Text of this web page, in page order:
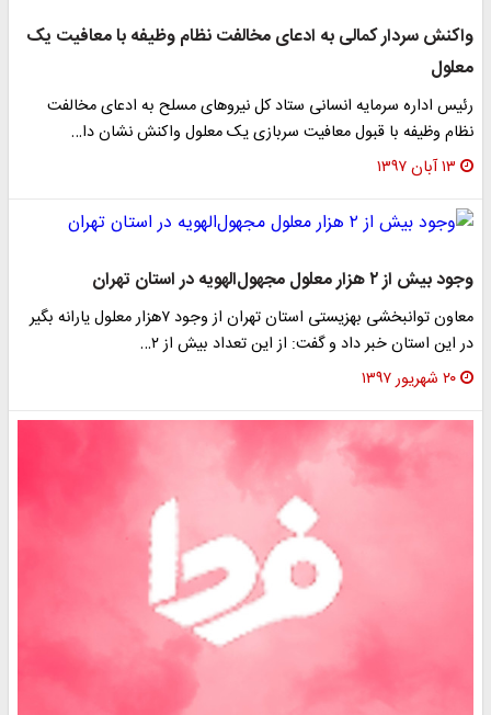
واکنش سردار کمالی به ادعای مخالفت نظام وظیفه با معافیت یک
معلول
​رئیس اداره سرمایه انسانی ستاد کل نیرو‌های مسلح به ادعای مخالفت
نظام وظیفه با قبول معافیت سربازی یک معلول واکنش نشان دا…
۱۳ آبان ۱۳۹۷
وجود بیش از ۲ هزار معلول مجهول‌الهویه در استان تهران
معاون توانبخشی بهزیستی استان تهران از وجود ۷هزار معلول یارانه بگیر
در این استان خبر داد و گفت: از این تعداد بیش از ۲…
۲۰ شهریور ۱۳۹۷